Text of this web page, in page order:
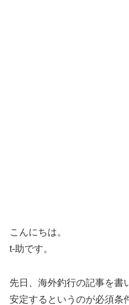
こんにちは。
t-助です。
先日、海外釣行の記事を書
安定するというのが必須条